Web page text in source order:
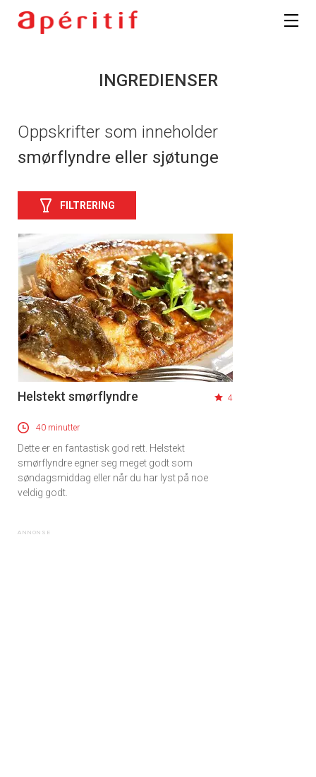
INGREDIENSER
Oppskrifter som inneholder
smørflyndre eller sjøtunge
FILTRERING
Helstekt smørflyndre 4
40 minutter
Dette er en fantastisk god rett. Helstekt
smørflyndre egner seg meget godt som
søndagsmiddag eller når du har lyst på noe
veldig godt.